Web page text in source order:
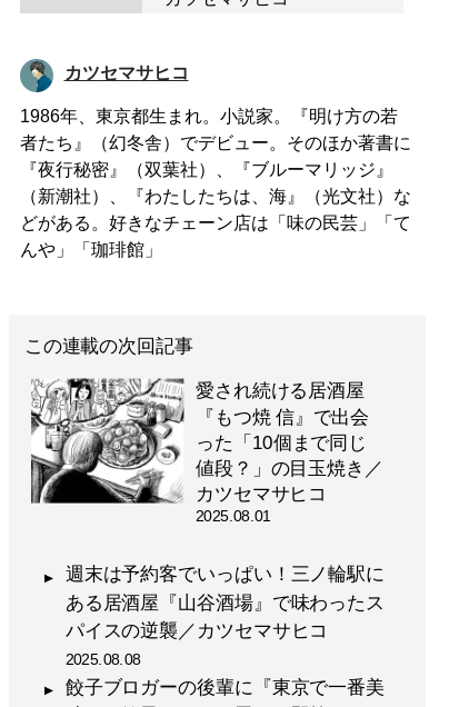
カツセマサヒコ
1986年、東京都生まれ。小説家。『明け方の若
者たち』（幻冬舎）でデビュー。そのほか著書に
『夜行秘密』（双葉社）、『ブルーマリッジ』
（新潮社）、『わたしたちは、海』（光文社）な
どがある。好きなチェーン店は「味の民芸」「て
んや」「珈琲館」
この連載の次回記事
愛され続ける居酒屋
『もつ焼 信』で出会
った「10個まで同じ
値段？」の目玉焼き／
カツセマサヒコ
2025.08.01
週末は予約客でいっぱい！三ノ輪駅に
ある居酒屋『山谷酒場』で味わったス
パイスの逆襲／カツセマサヒコ
2025.08.08
餃子ブロガーの後輩に『東京で一番美